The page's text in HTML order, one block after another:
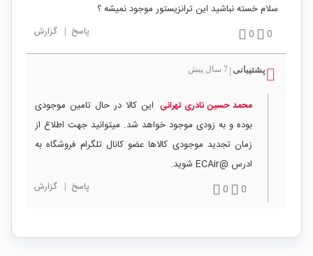
سلام خسته نباشید این ترانزیستور موجود نمیشه ؟
0
0 پاسخ | گزارش
پشتیبانی | 7 سال پیش
محمد حسین نادری تهرانی این کالا در حال تامین موجودی
بوده و به زودی موجود خواهد شد. میتوانید جهت اطلاع از
زمان تجدید موجودی کالاها عضو کانال تلگرام فروشگاه به
ادرس @ECAir شوید.
0
0 پاسخ | گزارش